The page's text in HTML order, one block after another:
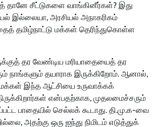
தானே சீட்டுகளை வாங்கினீர்கள்? இது
இல்லையா, அரசியல் அநாகரிகம்
தமிழ்நாட்டு மக்கள் தெரிந்துகொள்ள
தர வேண்டிய மரியாதையைத் தர
நாங்களும் தயாராக இருக்கிறோம். ஆனால்,
இந்த ஆட்சியை உருவாக்கக்
என்பதற்காக, முதலமைச்சரும்
பாதையில் செல்லக் கூடாது. தி.மு.க-வை
அதற்கு ஒரு ஐந்து நிமிடம் எடுத்துக்